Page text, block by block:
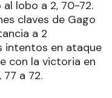
lobo a 2, 70-72.
claves de Gago
a 2
intentos en ataque
con la victoria en
a 72.